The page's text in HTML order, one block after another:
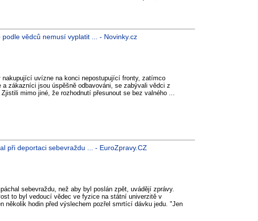
vědců nemusí vyplatit ... - Novinky.cz
uvízne na konci nepostupující fronty, zatímco
a zákazníci jsou úspěšně odbavováni, se zabývali vědci z
mimo jiné, že rozhodnutí přesunout se bez valného ...
při deportaci sebevraždu ... - EuroZpravy.CZ
sebevraždu, než aby byl poslán zpět, uvádějí zprávy.
to byl vedoucí vědec ve fyzice na státní univerzitě v
několik hodin před výslechem pozřel smrtící dávku jedu. "Jen